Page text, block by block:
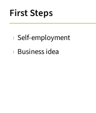
First Steps
Self-employment
Business idea